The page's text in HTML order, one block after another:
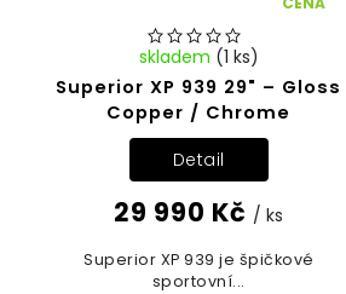
Superior XP 939 29" – Gloss
Copper / Chrome
skladem (1 ks)
29 990 Kč / ks
Detail
Superior XP 939 je špičkové
sportovní...